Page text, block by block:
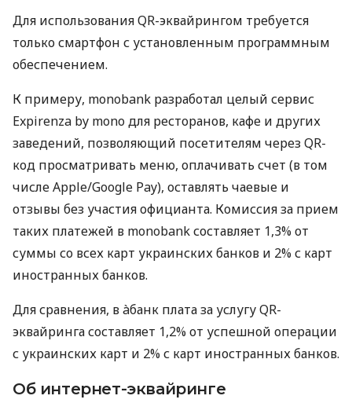
Для использования QR-эквайрингом требуется
только смартфон с установленным программным
обеспечением.
К примеру, monobank разработал целый сервис
Expirenza by mono для ресторанов, кафе и других
заведений, позволяющий посетителям через QR-
код просматривать меню, оплачивать счет (в том
числе Apple/Google Pay), оставлять чаевые и
отзывы без участия официанта. Комиссия за прием
таких платежей в monobank составляет 1,3% от
суммы со всех карт украинских банков и 2% с карт
иностранных банков.
Для сравнения, в àбанк плата за услугу QR-
эквайринга составляет 1,2% от успешной операции
с украинских карт и 2% с карт иностранных банков.
Об интернет-эквайринге